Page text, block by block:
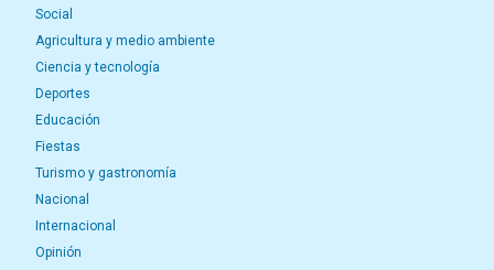
Social
Agricultura y medio ambiente
Ciencia y tecnología
Deportes
Educación
Fiestas
Turismo y gastronomía
Nacional
Internacional
Opinión